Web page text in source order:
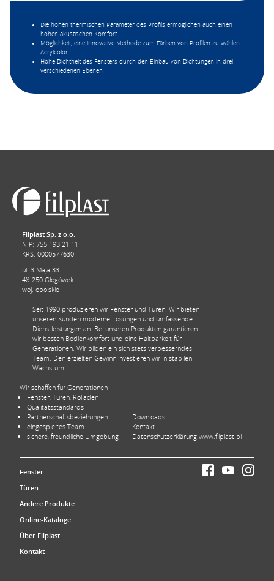
Die hohen thermischen Parameter des Profils ermöglichen auch einen
hohen akustischen Komfort
Möglichkeit, eine innovative Methode zum Färben von Profilen zu wählen -
Acrylcolor
Hohe Dichtheit des Fensters durch den Einbau von Dichtungen in drei
verschiedenen Ebenen
Filplast Sp. z o.o.
NIP: 755 193 21 11
KRS: 0000577630
ul. 3 Maja 33
48-250 Głogówek
woj. opolskie
Seit 1990 produzieren wir Fenster und Türen. Wir bieten
unseren Kunden moderne Lösungen und umfassende
Dienstleistungen an. Bei unseren Produkten garantieren
wir besten Bedienkomfort und eine Haltbarkeit für
Generationen. Wir bilden ein sich stets verbesserndes
Team. Den erzielten Gewinn investieren wir in stabilen
Wachstum.
Wir schaffen für Generationen
Fenster, Türen, Rolläden
Qualitätsstandards
Partnerschaftsbeziehungen
eingespieltes Team
sichere, freundliche Umgebung
Downloads
Kontakt
Datenschutzerklärung www.filplast.pl
Fenster
Türen
Andere Produkte
Online-Kataloge
Über Filplast
Kontakt